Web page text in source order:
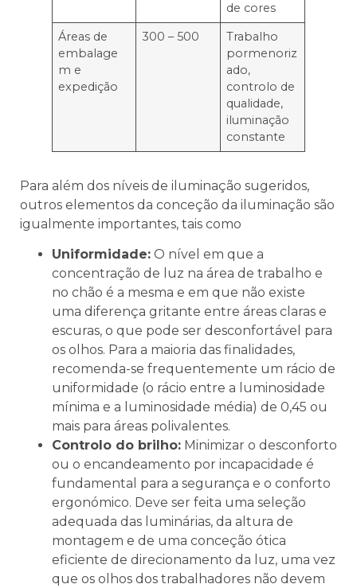
de cores
Áreas de
embalage
m e
expedição
300 – 500
Trabalho
pormenoriz
ado,
controlo de
qualidade,
iluminação
constante
Para além dos níveis de iluminação sugeridos,
outros elementos da conceção da iluminação são
igualmente importantes, tais como
Uniformidade: O nível em que a
concentração de luz na área de trabalho e
no chão é a mesma e em que não existe
uma diferença gritante entre áreas claras e
escuras, o que pode ser desconfortável para
os olhos. Para a maioria das finalidades,
recomenda-se frequentemente um rácio de
uniformidade (o rácio entre a luminosidade
mínima e a luminosidade média) de 0,45 ou
mais para áreas polivalentes.
Controlo do brilho: Minimizar o desconforto
ou o encandeamento por incapacidade é
fundamental para a segurança e o conforto
ergonómico. Deve ser feita uma seleção
adequada das luminárias, da altura de
montagem e de uma conceção ótica
eficiente de direcionamento da luz, uma vez
que os olhos dos trabalhadores não devem